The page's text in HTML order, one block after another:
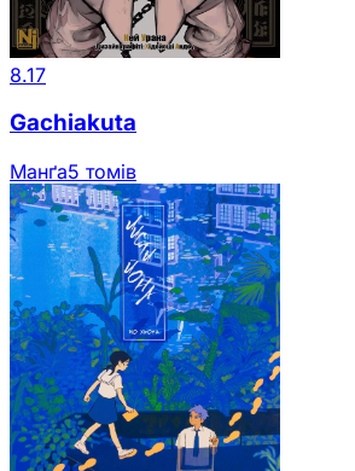
8.17
Gachiakuta
Манґа5 томів